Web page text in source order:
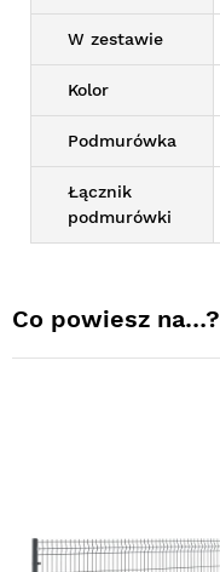
W zestawie
Kolor
Podmurówka
Łącznik
podmurówki
Co powiesz na…?